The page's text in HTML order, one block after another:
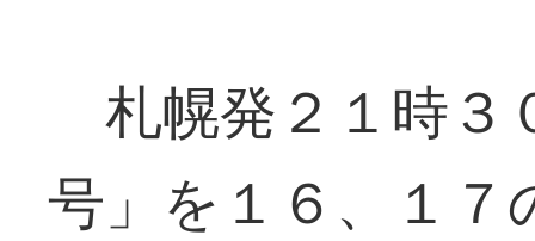
札幌発２１時３
号」を１６、１７